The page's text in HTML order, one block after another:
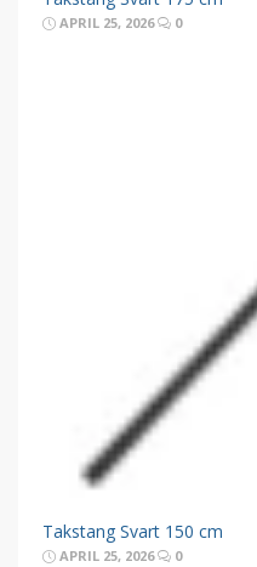
APRIL 25, 2026 0
Takstang Svart 150 cm
APRIL 25, 2026 0